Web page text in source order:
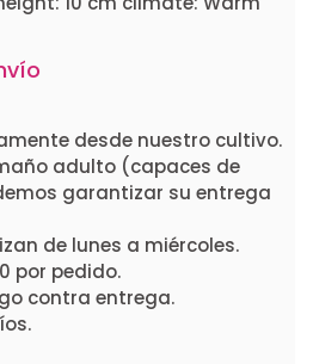
desde nuestro cultivo.
adulto (capaces de
garantizar su entrega
de lunes a miércoles.
por pedido.
contra entrega.